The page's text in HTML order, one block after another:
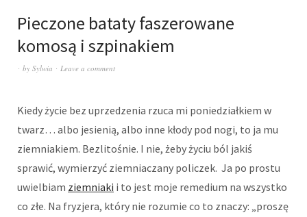
Pieczone bataty faszerowane
komosą i szpinakiem
by Sylwia Leave a comment
Kiedy życie bez uprzedzenia rzuca mi poniedziałkiem w
twarz… albo jesienią, albo inne kłody pod nogi, to ja mu
ziemniakiem. Bezlitośnie. I nie, żeby życiu ból jakiś
sprawić, wymierzyć ziemniaczany policzek. Ja po prostu
uwielbiam ziemniaki i to jest moje remedium na wszystko
co złe. Na fryzjera, który nie rozumie co to znaczy: „proszę